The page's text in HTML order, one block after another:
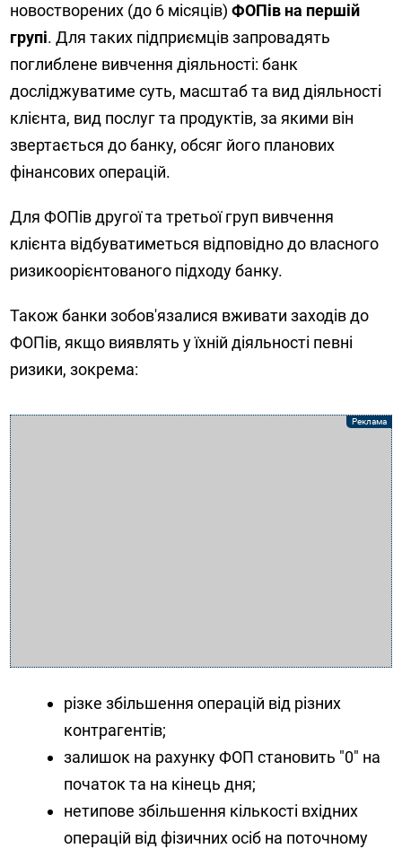
новостворених (до 6 місяців)ФОПів на першій
групі. Для таких підприємців запровадять
поглиблене вивчення діяльності: банк
досліджуватиме суть, масштаб та вид діяльності
клієнта, вид послуг та продуктів, за якими він
звертається до банку, обсяг його планових
фінансових операцій.
Для ФОПів другої та третьої груп вивчення
клієнта відбуватиметься відповідно до власного
ризикоорієнтованого підходу банку.
Також банки зобов'язалися вживати заходів до
ФОПів, якщо виявлять у їхній діяльності певні
ризики, зокрема:
різке збільшення операцій від різних
контрагентів;
залишок на рахунку ФОП становить "0" на
початок та на кінець дня;
нетипове збільшення кількості вхідних
операцій від фізичних осіб на поточному